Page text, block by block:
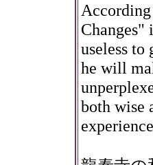
Changes"
useless
he will
both wise